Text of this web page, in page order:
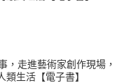
，走進藝術家創作現場，
生活【電子書】